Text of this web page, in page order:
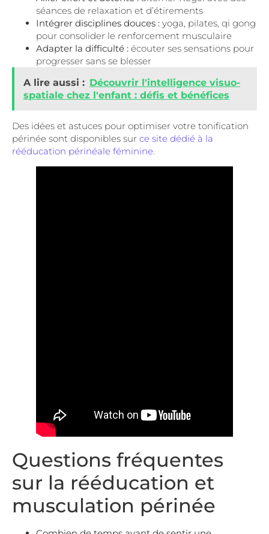
séances de relaxation et d’étirements
Intégrer disciplines douces : yoga, pilates, qi gong
pour consolider le renforcement musculaire
Adapter la difficulté : écouter ses sensations pour
progresser sans se blesser
A lire aussi : Découvrir l'intelligence visuo-
spatiale chez l'enfant : défis et bénéfices
Des idées et astuces pour optimiser votre tonification
périnée sont disponibles sur ce site dédié à la
rééducation périnéale féminine.
Questions fréquentes
sur la rééducation et
musculation périnée